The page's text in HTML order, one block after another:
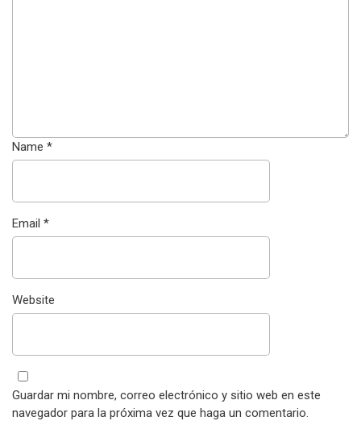
Name *
Email *
Website
Guardar mi nombre, correo electrónico y sitio web en este
navegador para la próxima vez que haga un comentario.